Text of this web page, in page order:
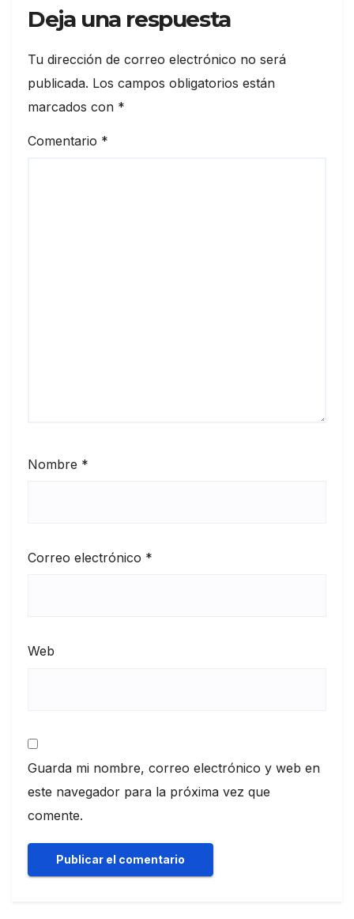
Deja una respuesta
Tu dirección de correo electrónico no será
publicada. Los campos obligatorios están
marcados con *
Comentario *
Nombre *
Correo electrónico *
Web
Guarda mi nombre, correo electrónico y web en
este navegador para la próxima vez que
comente.